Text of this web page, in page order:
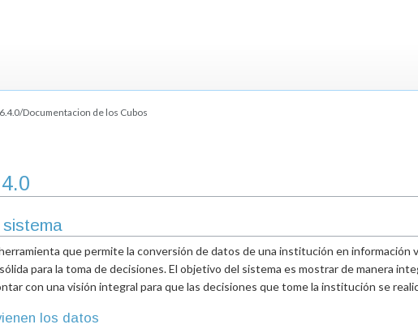
Documentacion de los Cubos
que permite la conversión de datos de una institución en información
para la toma de decisiones. El objetivo del sistema es mostrar de manera
con una visión integral para que las decisiones que tome la institución se
los datos